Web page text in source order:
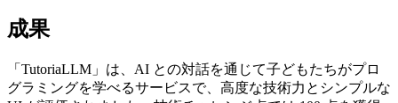
成果
「TutoriaLLM」は、AI との対話を通じて子どもたちがプロ
グラミングを学べるサービスで、高度な技術力とシンプルな